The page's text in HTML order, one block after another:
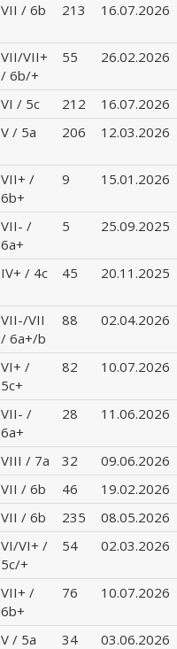
VII / 6b 213 16.07.2026
VII/VII+
/ 6b/+
55 26.02.2026
VI / 5c 212
16.07.2026
V / 5a 206 12.03.2026
VII+ /
6b+
9 15.01.2026
VII- /
6a+
5 25.09.2025
IV+ / 4c 45 20.11.2025
VII-/VII
/ 6a+/b
88 02.04.2026
VI+ /
5c+
82 10.07.2026
VII- /
6a+
28 11.06.2026
VIII / 7a 32
09.06.2026
VII / 6b 46
19.02.2026
VII / 6b 235
08.05.2026
VI/VI+ /
5c/+
54 02.03.2026
VII+ /
6b+
76 10.07.2026
V / 5a 34 03.06.2026